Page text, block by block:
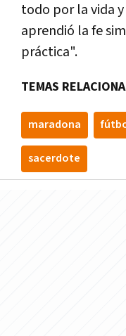
todo por la vida
aprendió la fe
práctica".
TEMAS
maradona
sacerdote